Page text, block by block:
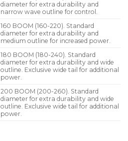
diameter for extra durability and
narrow wave outline for control.
160 BOOM (160-220). Standard
diameter for extra durability and
medium outline for increased power.
180 BOOM (180-240). Standard
diameter for extra durability and wide
outline. Exclusive wide tail for additional
power.
200 BOOM (200-260). Standard
diameter for extra durability and wide
outline. Exclusive wide tail for additional
power.